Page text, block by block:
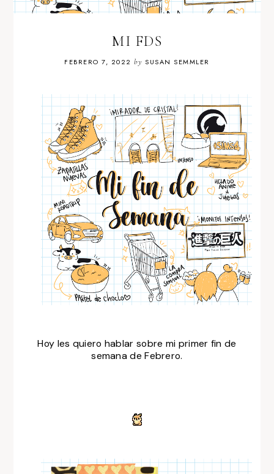
MI FDS
FEBRERO 7, 2022 by SUSAN SEMMLER
Hoy les quiero hablar sobre mi primer fin de
semana de Febrero.